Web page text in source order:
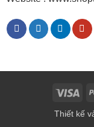
Thiết kế